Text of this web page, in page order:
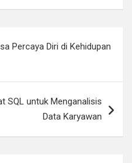
Percaya Diri di Kehidupan
SQL untuk Menganalisis
Data Karyawan